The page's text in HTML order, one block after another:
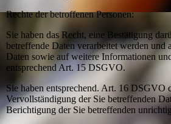
Rechte der betroffenen Personen:
Sie haben das Recht, eine Bestätigung
betreffende Daten verarbeitet werden und
Daten sowie auf weitere Informationen
entsprechend Art. 15 DSGVO.
Sie haben entsprechend. Art. 16 DSGVO
Vervollständigung der Sie betreffenden
Berichtigung der Sie betreffenden